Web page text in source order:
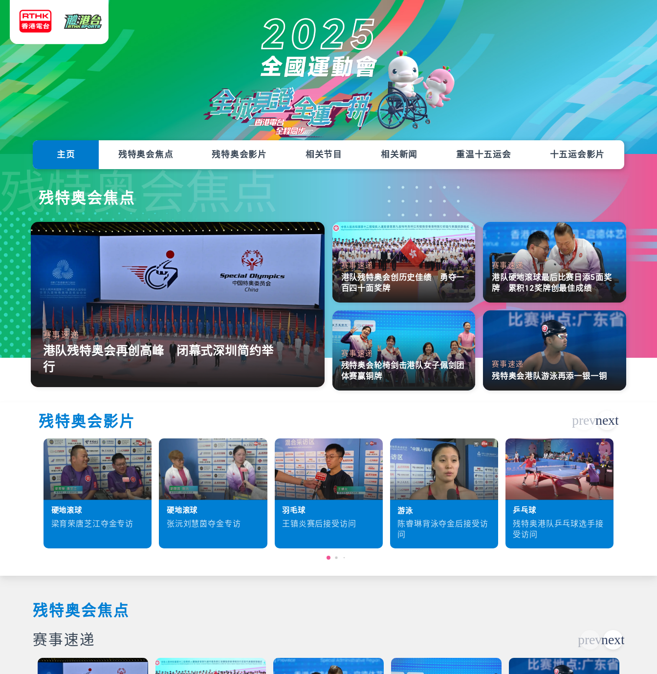
主页 残特奥会焦点 残特奥会影片 相关节目 相关新闻 重温十五运会 十五运会影片
残特奥会焦点
残特奥会焦点
赛事速递
港队残特奥会再创高峰 闭幕式深圳简约举
行
赛事速递
港队残特奥会创历史佳绩 勇夺一
百四十面奖牌
赛事速递
港队硬地滚球最后比赛日添5面奖
牌 累积12奖牌创最佳成绩
赛事速递
残特奥会轮椅剑击港队女子佩剑团
体赛赢铜牌
赛事速递
残特奥会港队游泳再添一银一铜
残特奥会影片
硬地滚球
梁育荣唐芝江夺金专访
硬地滚球
张沅刘慧茵夺金专访
羽毛球
王镇炎赛后接受访问
游泳
陈睿琳背泳夺金后接受访
问
乒乓球
残特奥港队乒乓球选手接
受访问
残特奥会焦点
赛事速递